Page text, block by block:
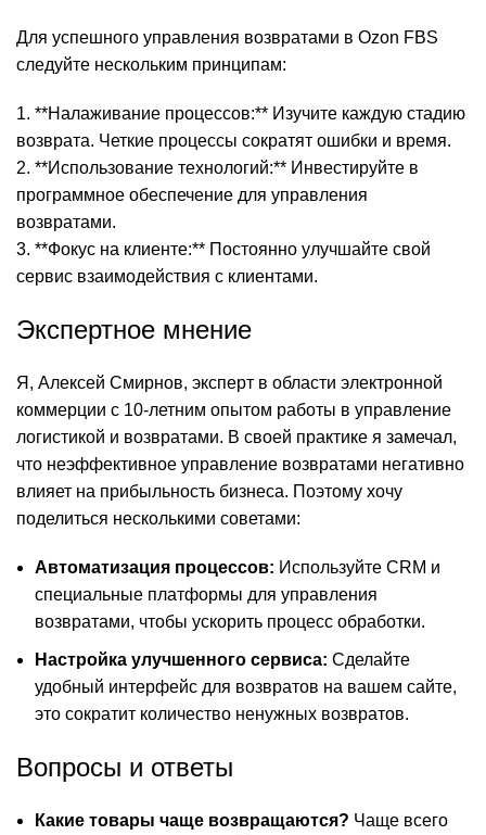
Для успешного управления возвратами в Ozon FBS
следуйте нескольким принципам:
1. **Налаживание процессов:** Изучите каждую стадию
возврата. Четкие процессы сократят ошибки и время.
2. **Использование технологий:** Инвестируйте в
программное обеспечение для управления
возвратами.
3. **Фокус на клиенте:** Постоянно улучшайте свой
сервис взаимодействия с клиентами.
Экспертное мнение
Я, Алексей Смирнов, эксперт в области электронной
коммерции с 10-летним опытом работы в управление
логистикой и возвратами. В своей практике я замечал,
что неэффективное управление возвратами негативно
влияет на прибыльность бизнеса. Поэтому хочу
поделиться несколькими советами:
Автоматизация процессов: Используйте CRM и
специальные платформы для управления
возвратами, чтобы ускорить процесс обработки.
Настройка улучшенного сервиса: Сделайте
удобный интерфейс для возвратов на вашем сайте,
это сократит количество ненужных возвратов.
Вопросы и ответы
Какие товары чаще возвращаются? Чаще всего